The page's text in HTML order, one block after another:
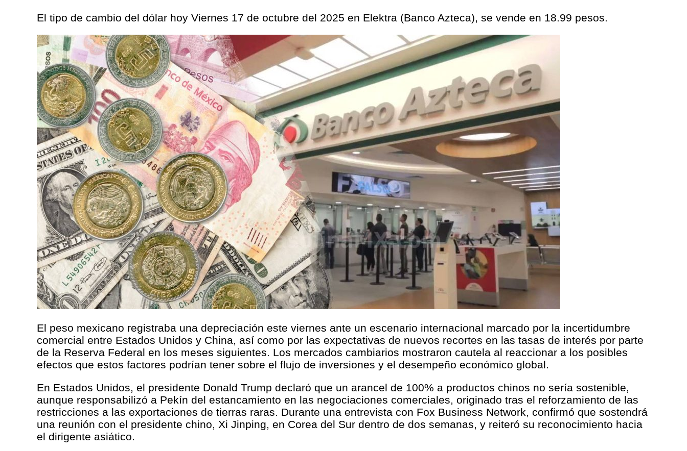
El tipo de cambio del dólar hoy Viernes 17 de octubre del 2025 en Elektra (Banco Azteca), se vende en 18.99 pesos.
El peso mexicano registraba una depreciación este viernes ante un escenario internacional marcado por la incertidumbre
comercial entre Estados Unidos y China, así como por las expectativas de nuevos recortes en las tasas de interés por parte
de la Reserva Federal en los meses siguientes. Los mercados cambiarios mostraron cautela al reaccionar a los posibles
efectos que estos factores podrían tener sobre el flujo de inversiones y el desempeño económico global.
En Estados Unidos, el presidente Donald Trump declaró que un arancel de 100% a productos chinos no sería sostenible,
aunque responsabilizó a Pekín del estancamiento en las negociaciones comerciales, originado tras el reforzamiento de las
restricciones a las exportaciones de tierras raras. Durante una entrevista con Fox Business Network, confirmó que sostendrá
una reunión con el presidente chino, Xi Jinping, en Corea del Sur dentro de dos semanas, y reiteró su reconocimiento hacia
el dirigente asiático.